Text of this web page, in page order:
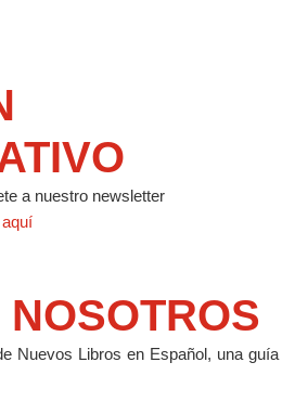
a nuestro newsletter
Nuevos Libros en Español, una guía